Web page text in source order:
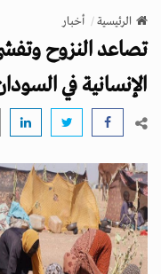
v
g
a
n
الرئيسية أخبار
تصاعد النزوح
الإنسانية في